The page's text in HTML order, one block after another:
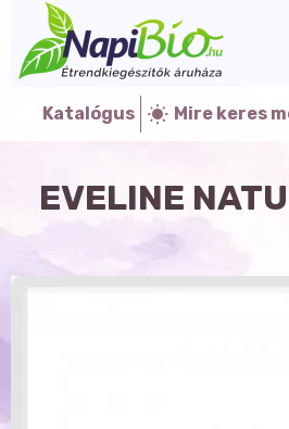
Katalógus Mire keres
EVELINE